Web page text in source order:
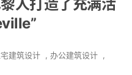
人打造了充满活
建筑设计 , 办公建筑设计 ,